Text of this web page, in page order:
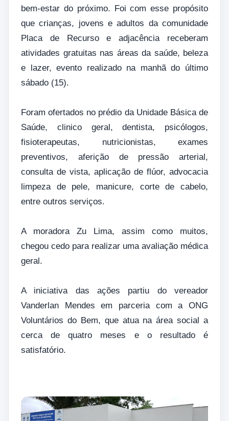
bem-estar do próximo. Foi com esse propósito
que crianças, jovens e adultos da comunidade
Placa de Recurso e adjacência receberam
atividades gratuitas nas áreas da saúde, beleza
e lazer, evento realizado na manhã do último
sábado (15).
Foram ofertados no prédio da Unidade Básica de
Saúde, clinico geral, dentista, psicólogos,
fisioterapeutas, nutricionistas, exames
preventivos, aferição de pressão arterial,
consulta de vista, aplicação de flúor, advocacia
limpeza de pele, manicure, corte de cabelo,
entre outros serviços.
A moradora Zu Lima, assim como muitos,
chegou cedo para realizar uma avaliação médica
geral.
A iniciativa das ações partiu do vereador
Vanderlan Mendes em parceria com a ONG
Voluntários do Bem, que atua na área social a
cerca de quatro meses e o resultado é
satisfatório.